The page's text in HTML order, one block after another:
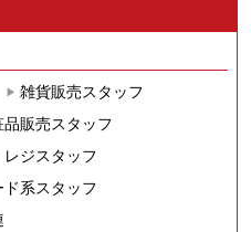
雑貨販売スタッフ
品販売スタッフ
レジスタッフ
ド系スタッフ